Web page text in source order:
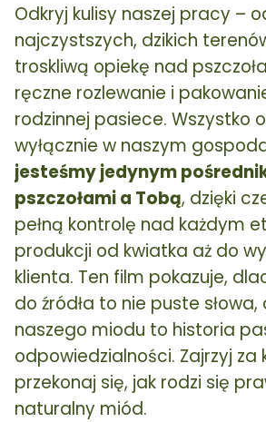
Odkryj kulisy naszej pracy –
najczystszych, dzikich
troskliwą opiekę nad
ręczne rozlewanie i
rodzinnej pasiece. Wszystko
wyłącznie w naszym
jesteśmy jedynym
pszczołami a Tobą, dzięki
pełną kontrolę nad każdym
produkcji od kwiatka aż do
klienta. Ten film pokazuje,
do źródła to nie puste słowa,
naszego miodu to historia
odpowiedzialności. Zajrzyj za
przekonaj się, jak rodzi się
naturalny miód.